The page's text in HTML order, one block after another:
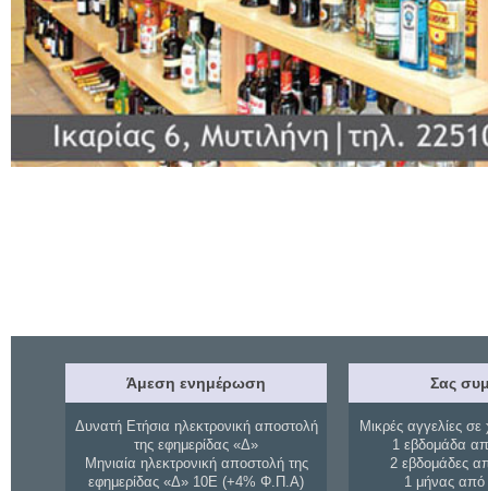
Άμεση ενημέρωση
Δυνατή Ετήσια ηλεκτρονική αποστολή
της εφημερίδας «Δ»
Μηνιαία ηλεκτρονική αποστολή της
εφημερίδας «Δ» 10Ε (+4% Φ.Π.Α)
Σας
Μικρές αγγελίες σε
1 εβδομάδα
2 εβδομάδες
1 μήνας